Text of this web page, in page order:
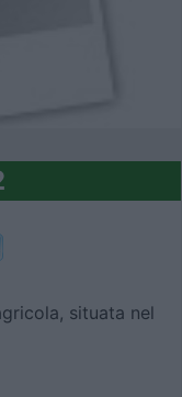
situata nel